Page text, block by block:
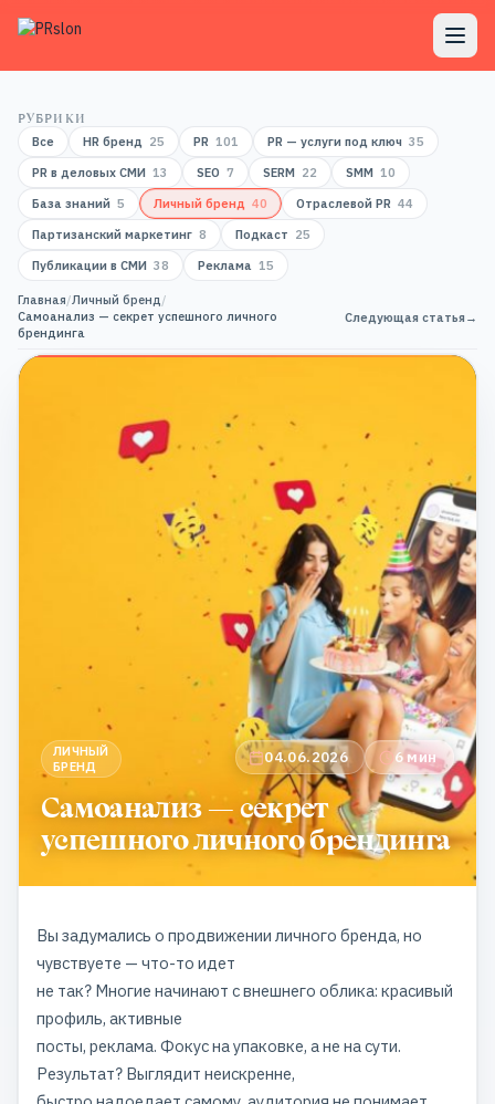
РУБРИКИ
Все
HR бренд 25 PR 101 PR — услуги под ключ 35
PR в деловых СМИ 13 SEO 7 SERM 22 SMM 10
База знаний 5 Личный бренд 40 Отраслевой PR 44
Партизанский маркетинг 8 Подкаст 25
Публикации в СМИ 38 Реклама 15
Главная/Личный бренд/
Самоанализ — секрет успешного личного
брендинга
Следующая статья→
ЛИЧНЫЙ
БРЕНД
04.06.2026 6 мин
Самоанализ — секрет
успешного личного брендинга
Вы задумались о продвижении личного бренда, но
чувствуете — что-то идет
не так? Многие начинают с внешнего облика: красивый
профиль, активные
посты, реклама. Фокус на упаковке, а не на сути.
Результат? Выглядит неискренне,